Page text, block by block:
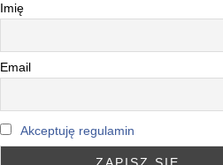
Imię
Email
Akceptuję regulamin